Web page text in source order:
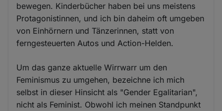
bewegen. Kinderbücher haben bei uns meistens
Protagonistinnen, und ich bin daheim oft umgeben
von Einhörnern und Tänzerinnen, statt von
ferngesteuerten Autos und Action-Helden.
Um das ganze aktuelle Wirrwarr um den
Feminismus zu umgehen, bezeichne ich mich
selbst in dieser Hinsicht als "Gender Egalitarian",
nicht als Feminist. Obwohl ich meinen Standpunkt